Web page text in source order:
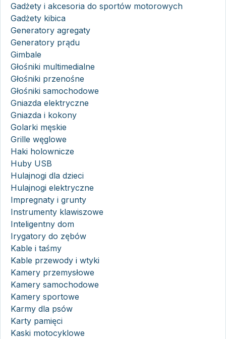
Gadżety i akcesoria do sportów motorowych
Gadżety kibica
Generatory agregaty
Generatory prądu
Gimbale
Głośniki multimedialne
Głośniki przenośne
Głośniki samochodowe
Gniazda elektryczne
Gniazda i kokony
Golarki męskie
Grille węglowe
Haki holownicze
Huby USB
Hulajnogi dla dzieci
Hulajnogi elektryczne
Impregnaty i grunty
Instrumenty klawiszowe
Inteligentny dom
Irygatory do zębów
Kable i taśmy
Kable przewody i wtyki
Kamery przemysłowe
Kamery samochodowe
Kamery sportowe
Karmy dla psów
Karty pamięci
Kaski motocyklowe